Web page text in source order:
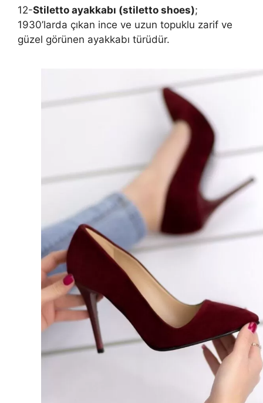
12-Stiletto ayakkabı (stiletto shoes);
1930’larda çıkan ince ve uzun topuklu zarif ve
güzel görünen ayakkabı türüdür.